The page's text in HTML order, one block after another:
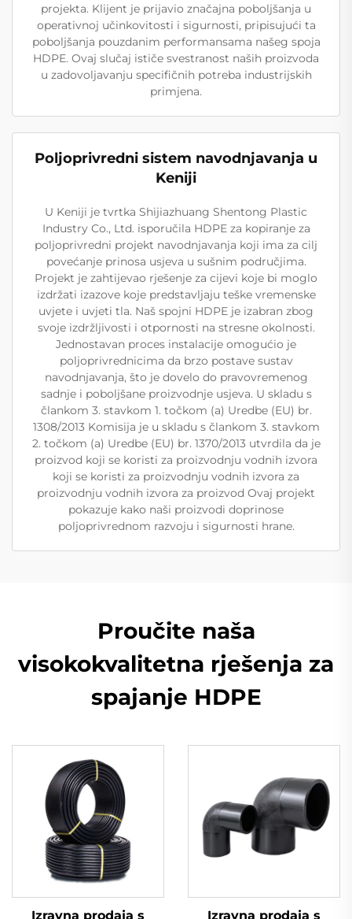
projekta. Klijent je prijavio značajna poboljšanja u
operativnoj učinkovitosti i sigurnosti, pripisujući ta
poboljšanja pouzdanim performansama našeg spoja
HDPE. Ovaj slučaj ističe svestranost naših proizvoda
u zadovoljavanju specifičnih potreba industrijskih
primjena.
Poljoprivredni sistem navodnjavanja u
Keniji
U Keniji je tvrtka Shijiazhuang Shentong Plastic
Industry Co., Ltd. isporučila HDPE za kopiranje za
poljoprivredni projekt navodnjavanja koji ima za cilj
povećanje prinosa usjeva u sušnim područjima.
Projekt je zahtijevao rješenje za cijevi koje bi moglo
izdržati izazove koje predstavljaju teške vremenske
uvjete i uvjeti tla. Naš spojni HDPE je izabran zbog
svoje izdržljivosti i otpornosti na stresne okolnosti.
Jednostavan proces instalacije omogućio je
poljoprivrednicima da brzo postave sustav
navodnjavanja, što je dovelo do pravovremenog
sadnje i poboljšane proizvodnje usjeva. U skladu s
člankom 3. stavkom 1. točkom (a) Uredbe (EU) br.
1308/2013 Komisija je u skladu s člankom 3. stavkom
2. točkom (a) Uredbe (EU) br. 1370/2013 utvrdila da je
proizvod koji se koristi za proizvodnju vodnih izvora
koji se koristi za proizvodnju vodnih izvora za
proizvodnju vodnih izvora za proizvod Ovaj projekt
pokazuje kako naši proizvodi doprinose
poljoprivrednom razvoju i sigurnosti hrane.
Proučite naša
visokokvalitetna rješenja za
spajanje HDPE
Izravna prodaja s Izravna prodaja s